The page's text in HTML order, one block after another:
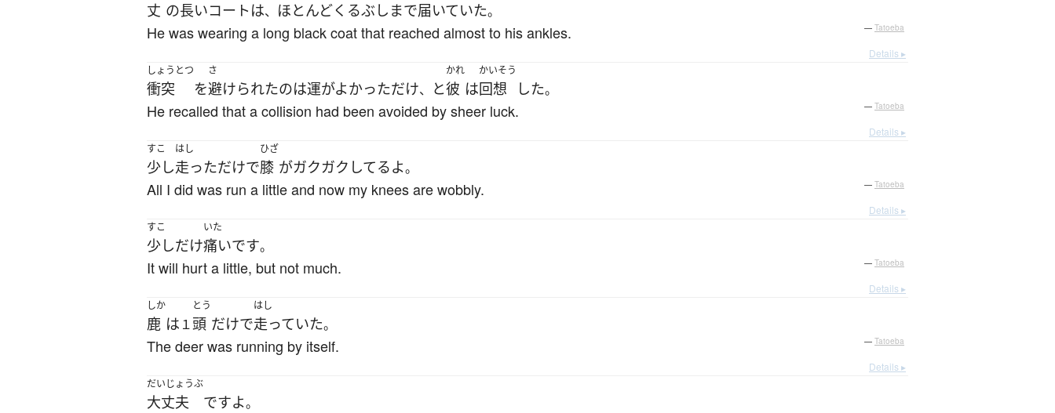
丈 の長いコート は、 ほとんどくるぶし まで届いていた。
He was wearing a long black coat that reached almost to his ankles. — Tatoeba
Details ▸
しょうとつ
衝突 を
さ
避けられたのは運がよかっただけ、 と
かれ
彼 は
かいそう
回想 した。
He recalled that a collision had been avoided by sheer luck. — Tatoeba
Details ▸
すこ
少し
はし
走っただけで
ひざ
膝 がガクガク してるよ。
All I did was run a little and now my knees are wobbly. — Tatoeba
Details ▸
すこ
少しだけ
いた
痛いです。
It will hurt a little, but not much. — Tatoeba
Details ▸
しか
鹿 は １
とう
頭 だけで
はし
走っていた。
The deer was running by itself. — Tatoeba
Details ▸
だいじょうぶ
大丈夫 ですよ。